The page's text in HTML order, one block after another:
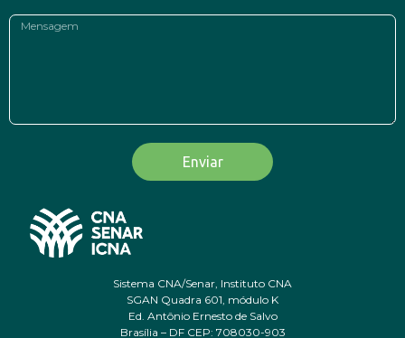
Enviar
Sistema CNA/Senar, Instituto CNA
SGAN Quadra 601, módulo K
Ed. Antônio Ernesto de Salvo
Brasília – DF CEP: 708030-903